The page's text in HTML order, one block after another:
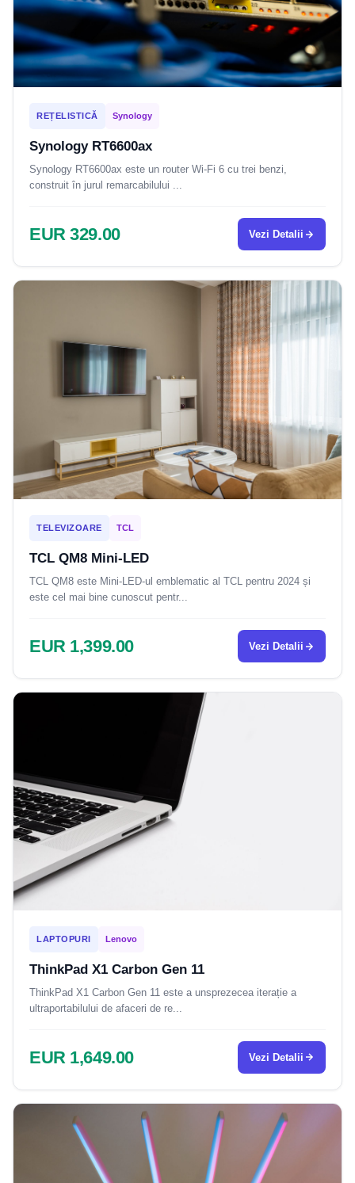
REȚELISTICĂ Synology
Synology RT6600ax
Synology RT6600ax este un router Wi-Fi 6 cu trei benzi,
construit în jurul remarcabilului ...
EUR 329.00 Vezi Detalii
TELEVIZOARE TCL
TCL QM8 Mini-LED
TCL QM8 este Mini-LED-ul emblematic al TCL pentru 2024 și
este cel mai bine cunoscut pentr...
EUR 1,399.00 Vezi Detalii
LAPTOPURI Lenovo
ThinkPad X1 Carbon Gen 11
ThinkPad X1 Carbon Gen 11 este a unsprezecea iterație a
ultraportabilului de afaceri de re...
EUR 1,649.00 Vezi Detalii